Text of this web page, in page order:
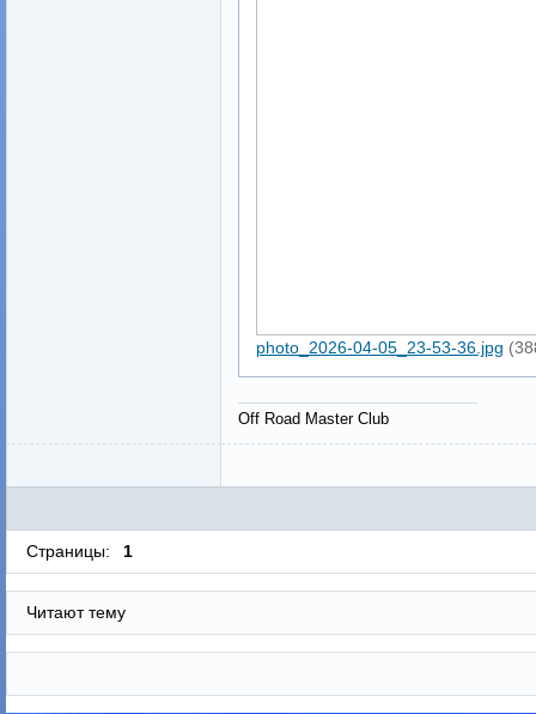
photo_2026-04-05_23-53-36.jpg
Off Road Master Club
Страницы: 1
Читают тему